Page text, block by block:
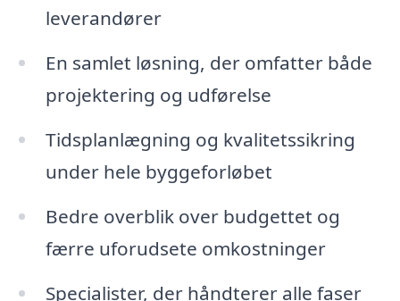
leverandører
En samlet løsning, der omfatter både
projektering og udførelse
Tidsplanlægning og kvalitetssikring
under hele byggeforløbet
Bedre overblik over budgettet og
færre uforudsete omkostninger
Specialister, der håndterer alle faser